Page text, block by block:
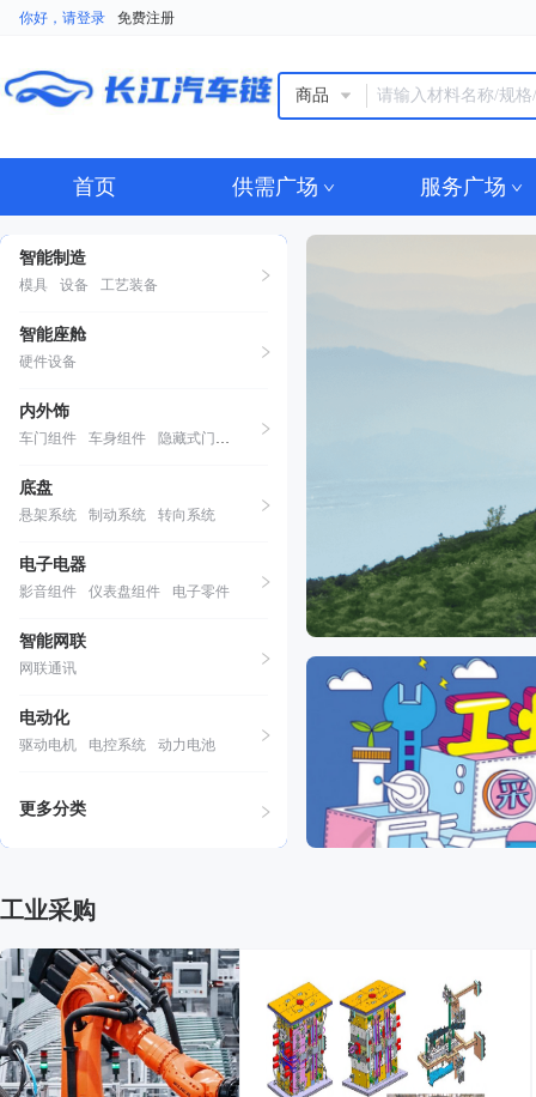
你好，请登录 免费注册
商品
首页 供需广场 服务广场
智能制造
模具 设备 工艺装备
智能座舱
硬件设备
内外饰
车门组件 车身组件 隐藏式门把手
底盘
悬架系统 制动系统 转向系统
电子电器
影音组件 仪表盘组件 电子零件
智能网联
网联通讯
电动化
驱动电机 电控系统 动力电池
更多分类
工业采购